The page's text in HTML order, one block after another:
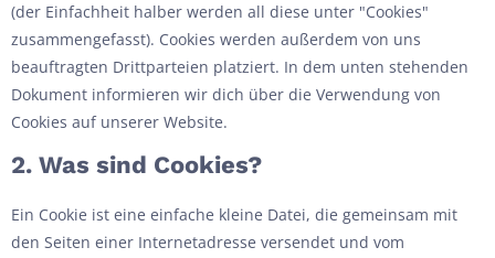
(der Einfachheit halber werden all diese unter "Cookies"
zusammengefasst). Cookies werden außerdem von uns
beauftragten Drittparteien platziert. In dem unten stehenden
Dokument informieren wir dich über die Verwendung von
Cookies auf unserer Website.
2. Was sind Cookies?
Ein Cookie ist eine einfache kleine Datei, die gemeinsam mit
den Seiten einer Internetadresse versendet und vom